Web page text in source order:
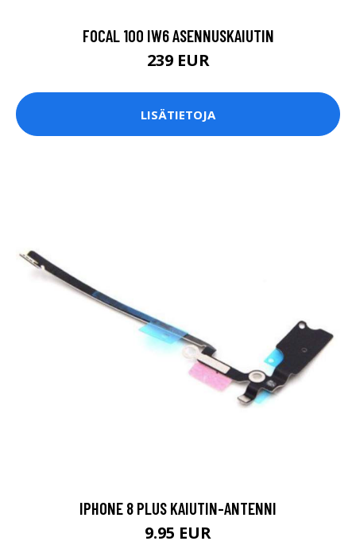
FOCAL 100 IW6 ASENNUSKAIUTIN
239 EUR
LISÄTIETOJA
IPHONE 8 PLUS KAIUTIN-ANTENNI
9.95 EUR